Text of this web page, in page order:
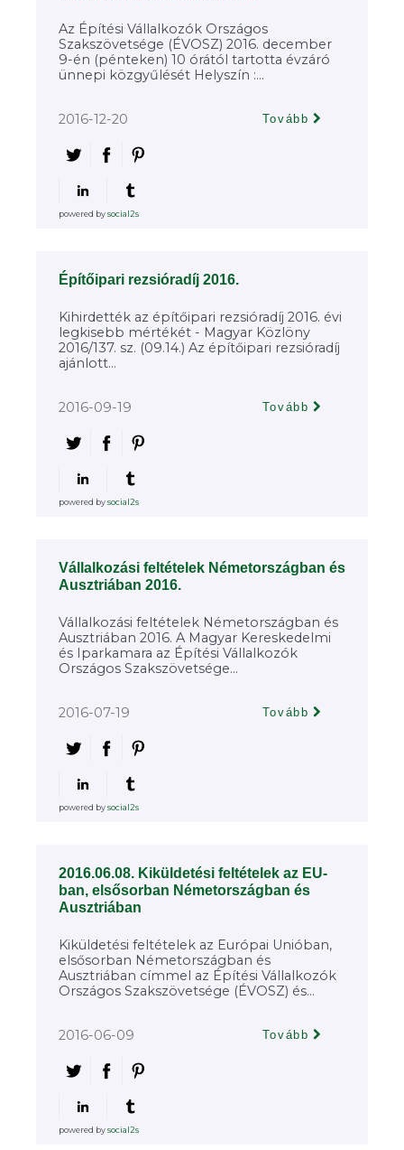
Az Építési Vállalkozók Országos
Szakszövetsége (ÉVOSZ) 2016. december
9-én (pénteken) 10 órától tartotta évzáró
ünnepi közgyűlését Helyszín :...
2016-12-20 Tovább
powered bysocial2s
Építőipari rezsióradíj 2016.
Kihirdették az építőipari rezsióradíj 2016. évi
legkisebb mértékét - Magyar Közlöny
2016/137. sz. (09.14.) Az építőipari rezsióradíj
ajánlott...
2016-09-19 Tovább
powered bysocial2s
Vállalkozási feltételek Németországban és
Ausztriában 2016.
Vállalkozási feltételek Németországban és
Ausztriában 2016. A Magyar Kereskedelmi
és Iparkamara az Építési Vállalkozók
Országos Szakszövetsége...
2016-07-19 Tovább
powered bysocial2s
2016.06.08. Kiküldetési feltételek az EU-
ban, elsősorban Németországban és
Ausztriában
Kiküldetési feltételek az Európai Unióban,
elsősorban Németországban és
Ausztriában címmel az Építési Vállalkozók
Országos Szakszövetsége (ÉVOSZ) és...
2016-06-09 Tovább
powered bysocial2s